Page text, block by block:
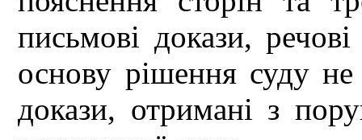
письмові докази,
основу рішення суду
докази, отримані з